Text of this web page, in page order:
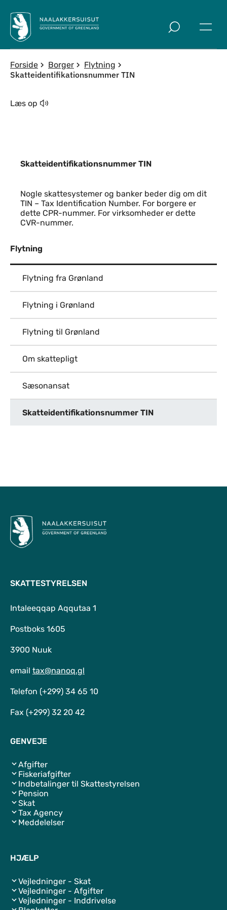
Forside Borger Flytning
Skatteidentifikationsnummer TIN
Læs op
Skatteidentifikationsnummer TIN
Indhold
Nogle skattesystemer og banker beder dig om dit
TIN – Tax Identification Number. For borgere er
dette CPR-nummer. For virksomheder er dette
CVR-nummer.
Flytning
Flytning fra Grønland
Flytning i Grønland
Flytning til Grønland
Om skattepligt
Sæsonansat
Skatteidentifikationsnummer TIN
SKATTESTYRELSEN
Intaleeqqap Aqqutaa 1
Postboks 1605
3900 Nuuk
email tax@nanoq.gl
Telefon (+299) 34 65 10
Fax (+299) 32 20 42
GENVEJE
Afgifter
Fiskeriafgifter
Indbetalinger til Skattestyrelsen
Pension
Skat
Tax Agency
Meddelelser
HJÆLP
Vejledninger - Skat
Vejledninger - Afgifter
Vejledninger - Inddrivelse